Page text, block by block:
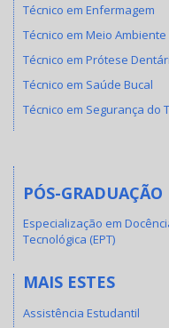
Técnico em Enfermagem
Técnico em Meio Ambiente
Técnico em Prótese
Técnico em Saúde Bucal
Técnico em Segurança do
PÓS-GRADUAÇÃO
Especialização em
Tecnológica (EPT)
MAIS ESTES
Assistência Estudantil